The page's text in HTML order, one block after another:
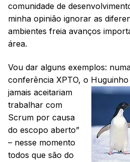
comunidade de
minha opinião ignorar as
ambientes freia avanços
área.
Vou dar alguns exemplos:
conferência XPTO, o Huguinho
jamais aceitariam
trabalhar com
Scrum por causa
do escopo aberto”
– nesse momento
todos que são do